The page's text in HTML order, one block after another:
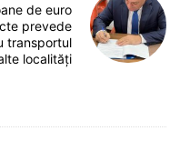
de euro
prevede
transportul
localități